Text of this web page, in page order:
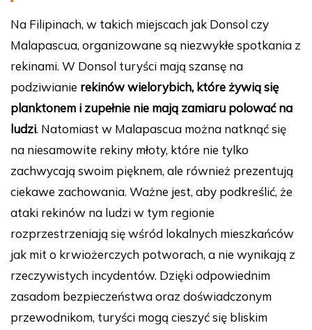
Na Filipinach, w takich miejscach jak Donsol czy
Malapascua, organizowane są niezwykłe spotkania z
rekinami. W Donsol turyści mają szansę na
podziwianie rekinów wielorybich, które żywią się
planktonem i zupełnie nie mają zamiaru polować na
ludzi. Natomiast w Malapascua można natknąć się
na niesamowite rekiny młoty, które nie tylko
zachwycają swoim pięknem, ale również prezentują
ciekawe zachowania. Ważne jest, aby podkreślić, że
ataki rekinów na ludzi w tym regionie
rozprzestrzeniają się wśród lokalnych mieszkańców
jak mit o krwiożerczych potworach, a nie wynikają z
rzeczywistych incydentów. Dzięki odpowiednim
zasadom bezpieczeństwa oraz doświadczonym
przewodnikom, turyści mogą cieszyć się bliskim